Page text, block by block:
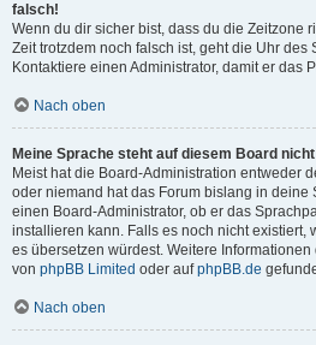
falsch!
Wenn du dir sicher bist, dass du die Zeitzone
Zeit trotzdem noch falsch ist, geht die Uhr des
Kontaktiere einen Administrator, damit er das
Nach oben
Meine Sprache steht auf diesem Board
Meist hat die Board-Administration entweder
oder niemand hat das Forum bislang in deine
einen Board-Administrator, ob er das
installieren kann. Falls es noch nicht existiert,
es übersetzen würdest. Weitere
von phpBB Limited oder aufphpBB.de
Nach oben